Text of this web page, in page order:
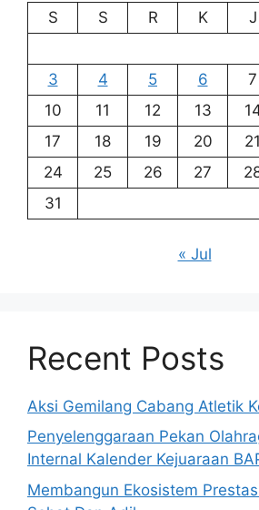
S
S R K J
3
4 5 6 7
10
11 12 13
17
18 19 20 21
24
25 26 27
31
« Jul
Recent Posts
Aksi Gemilang Cabang Atletik
Penyelenggaraan Pekan
Internal Kalender Kejuaraan
Membangun Ekosistem